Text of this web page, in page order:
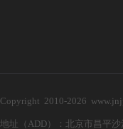
Copyright 2010-2026
地址（ADD）：北京市昌平